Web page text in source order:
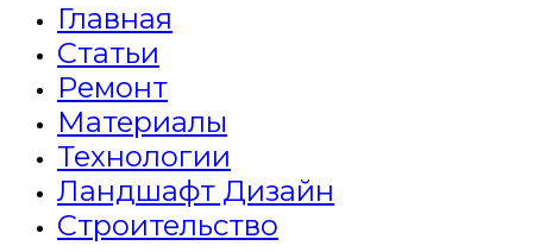
Главная
Статьи
Ремонт
Материалы
Технологии
Ландшафт Дизайн
Строительство